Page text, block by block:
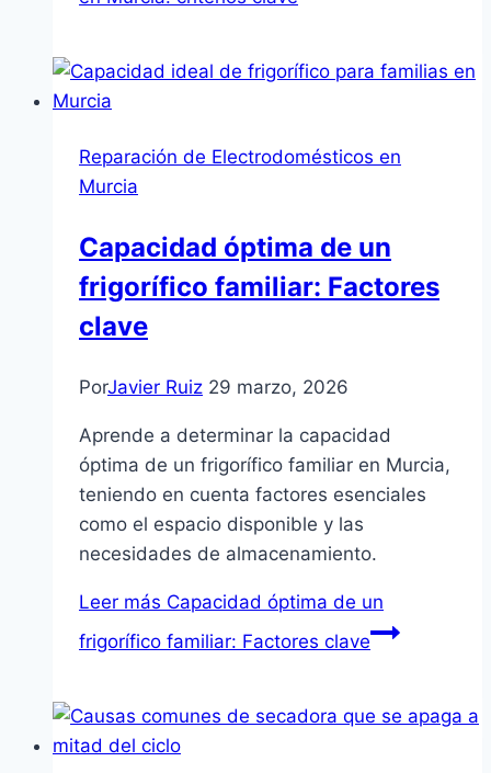
Reparación de Electrodomésticos en
Murcia
Capacidad óptima de un
frigorífico familiar: Factores
clave
PorJavier Ruiz 29 marzo, 2026
Aprende a determinar la capacidad
óptima de un frigorífico familiar en Murcia,
teniendo en cuenta factores esenciales
como el espacio disponible y las
necesidades de almacenamiento.
Leer más Capacidad óptima de un
frigorífico familiar: Factores clave